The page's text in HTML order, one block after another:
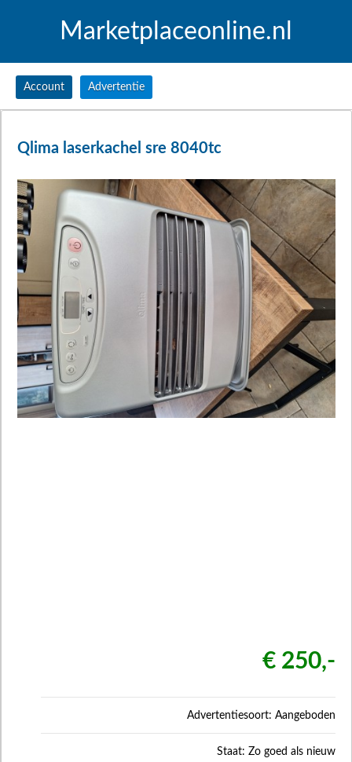
Marketplaceonline.nl
Account Advertentie
Qlima laserkachel sre 8040tc
€ 250,-
Advertentiesoort: Aangeboden
Staat: Zo goed als nieuw